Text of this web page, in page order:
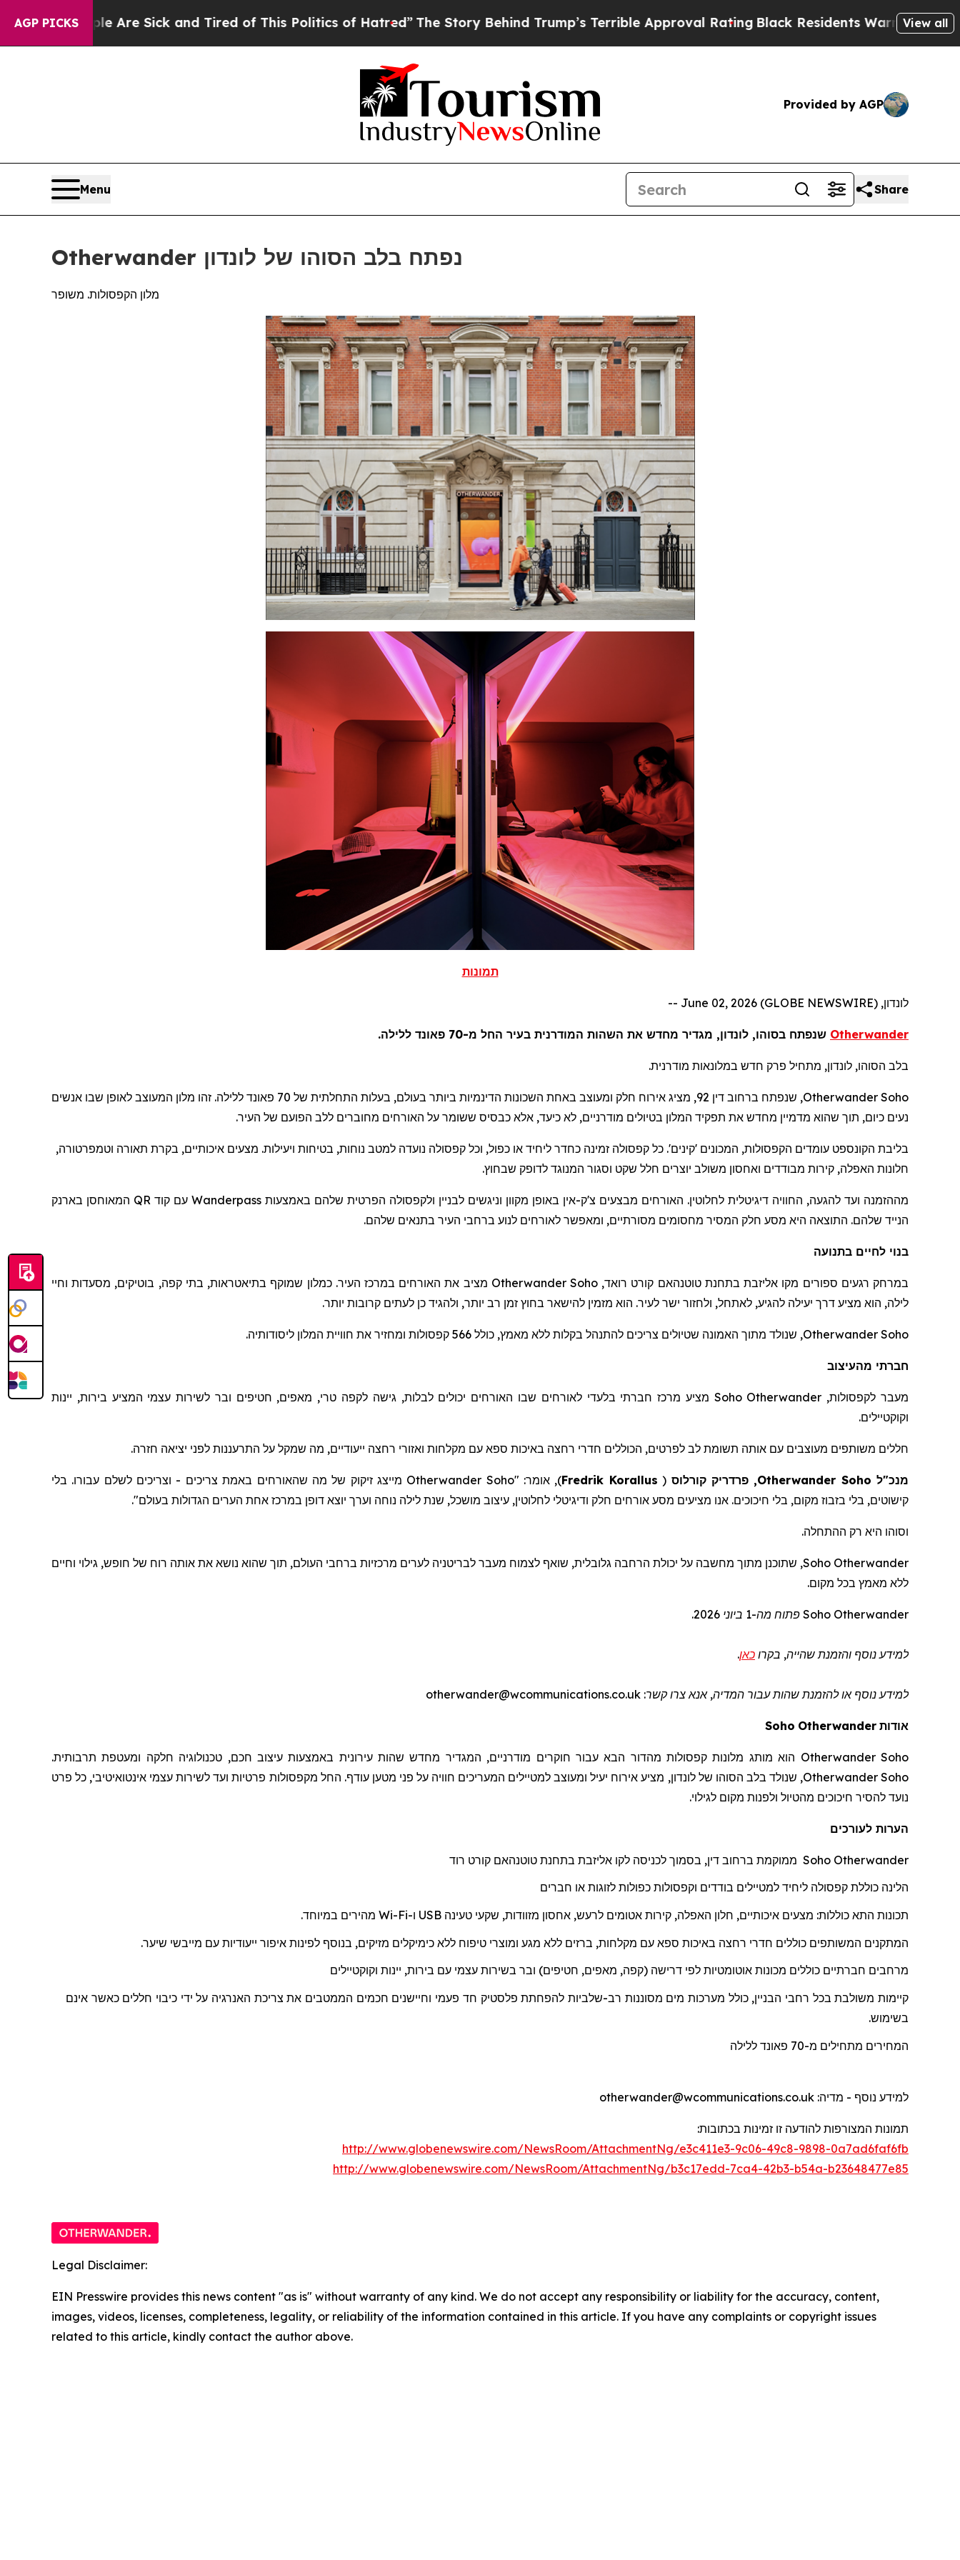
AGP PICKS
Are Sick and Tired of This Politics of Hatred” The Story Behind Trump’s Terrible Approval RatingBlack Residents Warned of Abusive Cops for
View all
Provided by AGP
Menu Share
Otherwander נפתח בלב הסוהו של לונדון
מלון הקפסולות. משופר
תמונות
לונדון, June 02, 2026 (GLOBE NEWSWIRE) --
Otherwander שנפתח בסוהו, לונדון, מגדיר מחדש את השהות המודרנית בעיר החל מ-70 פאונד ללילה.
בלב הסוהו, לונדון, מתחיל פרק חדש במלונאות מודרנית.
Otherwander Soho
, שנפתח ברחוב דין 92, מציג אירוח חלק ומעוצב באחת השכונות הדינמיות ביותר בעולם, בעלות התחלתית של 70 פאונד ללילה. זהו מלון המעוצב לאופן שבו אנשים
נעים כיום, תוך שהוא מדמיין מחדש את תפקיד המלון בטיולים מודרניים, לא כיעד, אלא כבסיס ששומר על האורחים מחוברים ללב הפועם של העיר.
בליבת הקונספט עומדים הקפסולות, המכונים 'קינים'. כל קפסולה זמינה כחדר ליחיד או כפול, וכל קפסולה נועדה למטב נוחות, בטיחות ויעילות. מצעים איכותיים, בקרת תאורה וטמפרטורה,
חלונות האפלה, קירות מבודדים ואחסון משולב יוצרים חלל שקט וסגור המנוגד לדופק שבחוץ.
מההזמנה ועד להגעה, החוויה דיגיטלית לחלוטין. האורחים מבצעים צ'ק-אין באופן מקוון וניגשים לבניין ולקפסולה הפרטית שלהם באמצעות Wanderpass עם קוד QR המאוחסן בארנק
הנייד שלהם. התוצאה היא מסע חלק המסיר מחסומים מסורתיים, ומאפשר לאורחים לנוע ברחבי העיר בתנאים שלהם.
בנוי לחיים בתנועה
במרחק רגעים ספורים מקו אליזבת בתחנתטוטנהאם קורט רואד,
Otherwander Soho מציב את האורחים במרכז העיר. כמלון שמוקף בתיאטראות, בתי קפה, בוטיקים, מסעדות וחיי
לילה, הוא מציע דרך יעילה להגיע, לאתחל, ולחזור ישר לעיר. הוא מזמין להישאר בחוץ זמן רב יותר, ולהגיד כן לעתים קרובות יותר.
Otherwander Soho, שנולד מתוך האמונה שטיולים צריכים להתנהל בקלות ללא מאמץ, כולל 566 קפסולות ומחזיר את חוויית המלון ליסודותיה.
חברתי מהעיצוב
מעבר לקפסולות, Otherwander
Soho מציע מרכז חברתי בלעדי לאורחים שבו האורחים יכולים לבלות, גישה לקפה טרי, מאפים, חטיפים ובר לשירות עצמי המציע בירות, יינות
וקוקטיילים.
חללים משותפים מעוצבים עם אותה תשומת לב לפרטים, הכוללים חדרי רחצה באיכות ספא עם מקלחות ואזורי רחצה ייעודיים, מה שמקל על התרעננות לפני יציאה חזרה.
מנכ"ל Otherwander Soho , פרדריקקורלוס (
Fredrik Korallus
), אומר: "Otherwander Soho מייצג זיקוק של מה שהאורחים באמת צריכים - וצריכים לשלם עבורו. בלי
קישוטים, בלי בזבוז מקום, בלי חיכוכים. אנו מציעים מסע אורחים חלק ודיגיטלי לחלוטין, עיצוב מושכל, שנת לילה נוחה וערך יוצא דופן במרכז אחת הערים הגדולות בעולם".
וסוהו היא רק ההתחלה.
Otherwander
Soho, שתוכנן מתוך מחשבה על יכולת הרחבה גלובלית, שואף לצמוח מעבר לבריטניה לערים מרכזיות ברחבי העולם, תוך שהוא נושא את אותה רוח של חופש, גילוי וחיים
ללא מאמץ בכל מקום.
Otherwander
Soho פתוח מה-1 ביוני 2026.
למידע נוסף והזמנת שהייה, בקרו כאן.
למידע נוסף או להזמנת שהותעבור המדיה, אנא צרו קשר: otherwander@wcommunications.co.uk
אודות Otherwander
Soho
Otherwander Soho הוא מותג מלונות קפסולות מהדור הבא עבור חוקרים מודרניים, המגדיר מחדש שהות עירונית באמצעות עיצוב חכם, טכנולוגיה חלקה ומעטפת תרבותית.
Otherwander Soho, שנולד בלב הסוהו של לונדון, מציע אירוח יעיל ומעוצב למטיילים המעריכים חוויה על פני מטען עודף. החל מקפסולות פרטיות ועד לשירות עצמי אינטואיטיבי, כל פרט
נועד להסיר חיכוכים מהטיול ולפנות מקום לגילוי.
הערות לעורכים
Otherwander
Soho ממוקמת ברחוב דין, בסמוך לכניסה לקו אליזבת בתחנת טוטנהאם קורט רוד
הלינה כוללת קפסולה ליחיד למטיילים בודדים וקפסולות כפולות לזוגות או חברים
תכונות התא כוללות: מצעים איכותיים, חלון האפלה, קירות אטומים לרעש, אחסון מזוודות, שקעי טעינה USB ו-Wi-Fi מהירים במיוחד.
המתקנים המשותפים כוללים חדרי רחצה באיכות ספא עם מקלחות, ברזים ללא מגע ומוצרי טיפוח ללא כימיקלים מזיקים, בנוסף לפינות איפור ייעודיות עם מייבשי שיער.
מרחבים חברתיים כוללים מכונות אוטומטיות לפי דרישה (קפה, מאפים, חטיפים) ובר בשירות עצמי עם בירות, יינות וקוקטיילים
קיימות משולבת בכל רחבי הבניין, כולל מערכות מים מסוננות רב-שלביות להפחתת פלסטיק חד פעמי וחיישנים חכמים הממטבים את צריכת האנרגיה על ידי כיבוי חללים כאשר אינם
בשימוש.
המחירים מתחילים מ-70
פאונד ללילה
למידע נוסף - מדיה: otherwander@wcommunications.co.uk
תמונות המצורפות להודעה זו זמינות בכתובות:
http://www.globenewswire.com/NewsRoom/AttachmentNg/e3c411e3-9c06-49c8-9898-0a7ad6faf6fb
http://www.globenewswire.com/NewsRoom/AttachmentNg/b3c17edd-7ca4-42b3-b54a-b23648477e85
Legal Disclaimer:
EIN Presswire provides this news content "as is" without warranty of any kind. We do not accept any responsibility or liability for the accuracy, content,
images, videos, licenses, completeness, legality, or reliability of the information contained in this article. If you have any complaints or copyright issues
related to this article, kindly contact the author above.